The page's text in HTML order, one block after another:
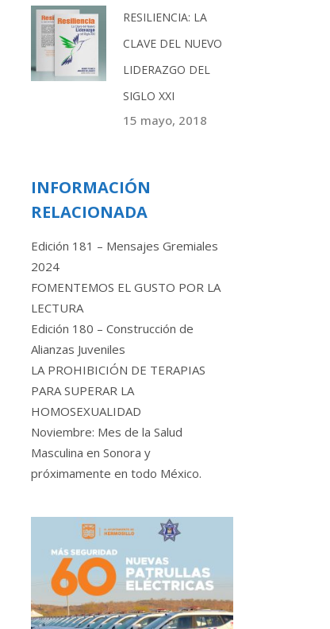
RESILIENCIA: LA
CLAVE DEL NUEVO
LIDERAZGO DEL
SIGLO XXI
15 mayo, 2018
INFORMACIÓN
RELACIONADA
Edición 181 – Mensajes Gremiales
2024
FOMENTEMOS EL GUSTO POR LA
LECTURA
Edición 180 – Construcción de
Alianzas Juveniles
LA PROHIBICIÓN DE TERAPIAS
PARA SUPERAR LA
HOMOSEXUALIDAD
Noviembre: Mes de la Salud
Masculina en Sonora y
próximamente en todo México.